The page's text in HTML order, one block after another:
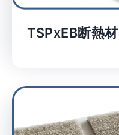
TSPxEB断熱材